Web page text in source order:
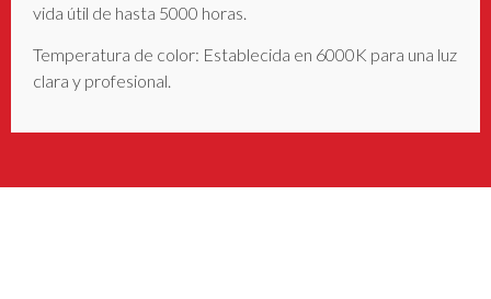
vida útil de hasta 5000 horas.
Temperatura de color: Establecida en 6000K para una luz
clara y profesional.